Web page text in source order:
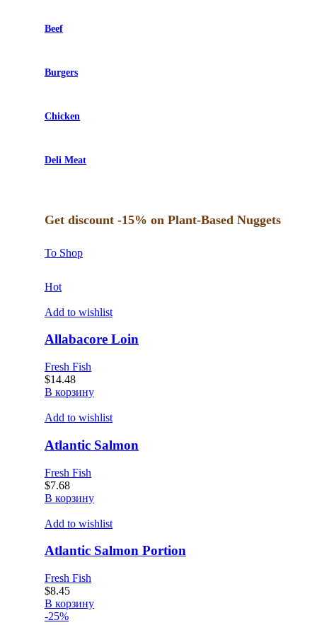
Beef
Burgers
Chicken
Deli Meat
Get discount -15% on Plant-Based Nuggets
To Shop
Hot
Add to wishlist
Allabacore Loin
Fresh Fish
$14.48
В корзину
Add to wishlist
Atlantic Salmon
Fresh Fish
$7.68
В корзину
Add to wishlist
Atlantic Salmon Portion
Fresh Fish
$8.45
В корзину
-25%